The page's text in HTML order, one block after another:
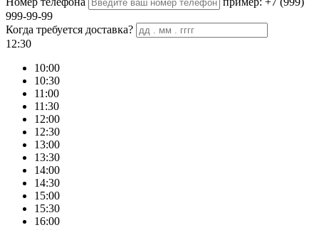
999-99-99
Когда требуется доставка?
12:30
10:00
10:30
11:00
11:30
12:00
12:30
13:00
13:30
14:00
14:30
15:00
15:30
16:00